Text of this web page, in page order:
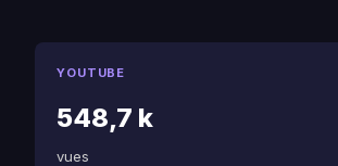
YOUTUBE
548,7 k
vues